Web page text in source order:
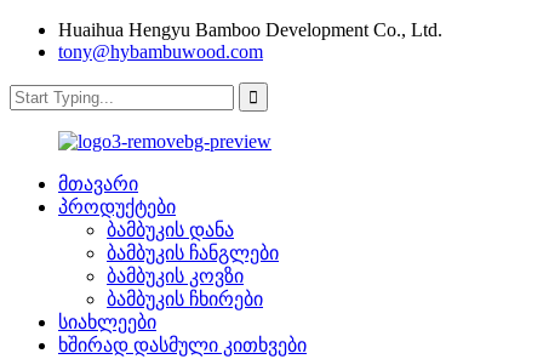
Huaihua Hengyu Bamboo Development Co., Ltd.
tony@hybambuwood.com
მთავარი
პროდუქტები
ბამბუკის დანა
ბამბუკის ჩანგლები
ბამბუკის კოვზი
ბამბუკის ჩხირები
სიახლეები
ხშირად დასმული კითხვები